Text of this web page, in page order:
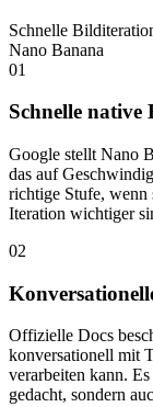
Schnelle
Nano Banana
01
Schnelle native
Google stellt Nano
das auf
richtige Stufe, wenn
Iteration wichtiger
02
Offizielle Docs
konversationell mit
verarbeiten kann.
gedacht, sondern